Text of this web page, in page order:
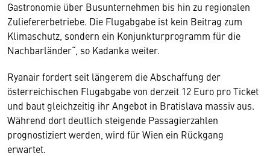
Gastronomie über Busunternehmen bis hin zu regionalen
Zuliefererbetriebe. Die Flugabgabe ist kein Beitrag zum
Klimaschutz, sondern ein Konjunkturprogramm für die
Nachbarländer“, so Kadanka weiter.
Ryanair fordert seit längerem die Abschaffung der
österreichischen Flugabgabe von derzeit 12 Euro pro Ticket
und baut gleichzeitig ihr Angebot in Bratislava massiv aus.
Während dort deutlich steigende Passagierzahlen
prognostiziert werden, wird für Wien ein Rückgang
erwartet.